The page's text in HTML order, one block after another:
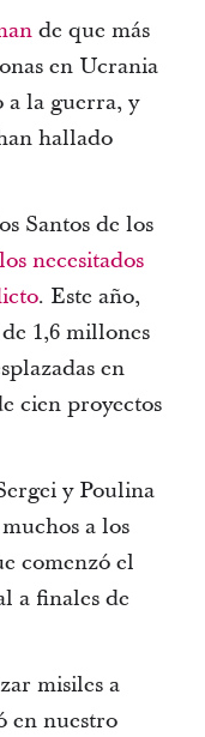
de que más
en Ucrania
a la guerra, y
hallado
Santos de los
necesitados
. Este año,
1,6 millones
en
cien proyectos
y Poulina
a los
comenzó el
a finales de
misiles a
en nuestro